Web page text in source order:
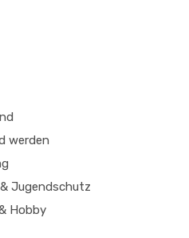
werden
Jugendschutz
Hobby